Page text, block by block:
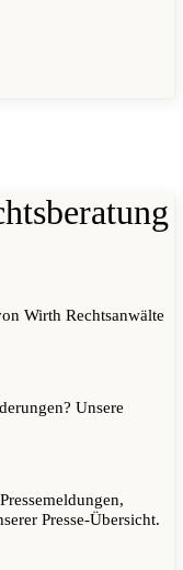
Wirth Rechtsanwälte
Unsere
Presse-Übersicht.